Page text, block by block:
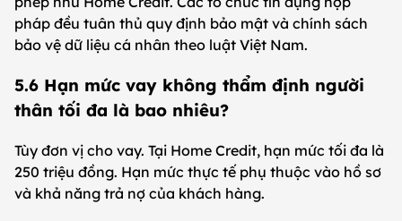
pháp đều tuân thủ quy định bảo mật và chính sách
bảo vệ dữ liệu cá nhân theo luật Việt Nam.
5.6 Hạn mức vay không thẩm định người
thân tối đa là bao nhiêu?
Tùy đơn vị cho vay. Tại Home Credit, hạn mức tối đa là
250 triệu đồng. Hạn mức thực tế phụ thuộc vào hồ sơ
và khả năng trả nợ của khách hàng.